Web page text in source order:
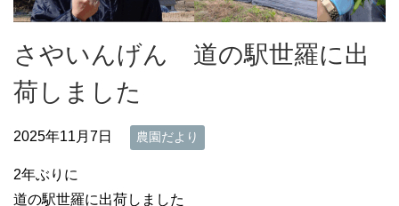
さやいんげん 道の駅世羅に出
荷しました
2025年11月7日 農園だより
2年ぶりに
道の駅世羅に出荷しました